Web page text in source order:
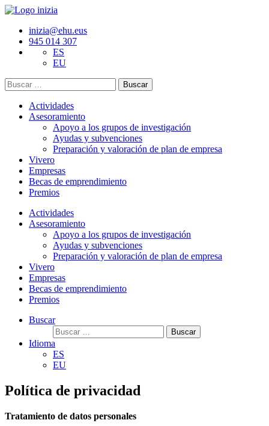
inizia@ehu.eus
945 014 307
ES
EU
Buscar:
Actividades
Asesoramiento
Apoyo a los grupos de investigación
Ayudas y subvenciones
Preparación y valoración de plan de empresa
Vivero
Empresas
Becas de emprendimiento
Premios
Actividades
Asesoramiento
Apoyo a los grupos de investigación
Ayudas y subvenciones
Preparación y valoración de plan de empresa
Vivero
Empresas
Becas de emprendimiento
Premios
Buscar
Buscar:
Idioma
ES
EU
Política de privacidad
Tratamiento de datos personales